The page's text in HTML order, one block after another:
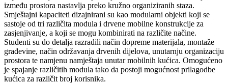
između prostora nastavlja preko kružno organiziranih staza.
Smještajni kapaciteti dizajnirani su kao modularni objekti koji se
sastoje od tri različita modula i drvene mobilne konstrukcije za
zasjenjivanje, a koji se mogu kombinirati na različite načine.
Studenti su do detalja razradili način dopreme materijala, montaže
građevine, način održavanja drvenih dijelova, unutarnju organizaciju
prostora te namjenu namještaja unutar mobilnih kućica. Omogućeno
je spajanje različitih modula tako da postoji mogućnost prilagodbe
kućica za različit broj korisnika.